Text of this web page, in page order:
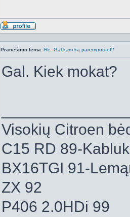
Aprašymas
Pranešimo tema: Re: Gal kam ką paremontuot?
Gal. Kiek mokat?
Visokių Citroen
C15 RD 89-
BX16TGI 91-
ZX 92
P406 2.0HDi 99